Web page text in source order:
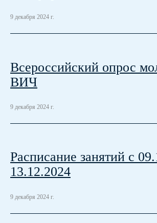
9 декабря 2024 г.
Всероссийский опрос
ВИЧ
9 декабря 2024 г.
Расписание занятий с
13.12.2024
9 декабря 2024 г.